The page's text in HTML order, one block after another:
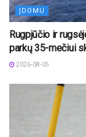
ĮDOMU
Rugpjūčio ir
parkų 35-mečiui
2026-08-05